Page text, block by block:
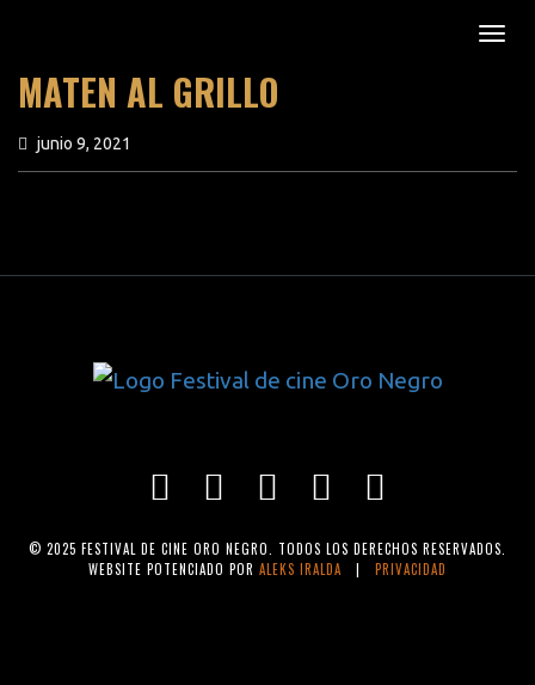
MATEN AL GRILLO
junio 9, 2021
© 2025 FESTIVAL DE CINE ORO NEGRO. TODOS LOS DERECHOS RESERVADOS.
WEBSITE POTENCIADO POR ALEKS IRALDA | PRIVACIDAD